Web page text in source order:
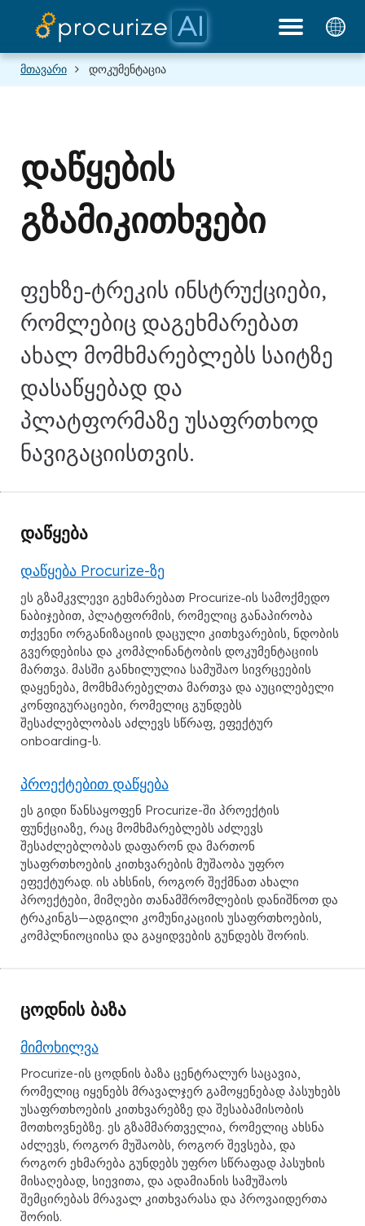
პლატფორმა
ფასები
დოკუმენტები
ბლოგი
ჩვენი პარტნიორები
მთავარი დოკუმენტაცია
დაწყების
გზამიკითხვები
ფეხზე‑ტრეკის ინსტრუქციები,
რომლებიც დაგეხმარებათ
ახალ მომხმარებლებს საიტზე
დასაწყებად და
პლატფორმაზე უსაფრთხოდ
ნავიგაციისთვის.
დაწყება
დაწყება Procurize-ზე
ეს გზამკვლევი გეხმარებათ Procurize‑ის სამოქმედო
ნაბიჯებით, პლატფორმის, რომელიც განაპირობა
თქვენი ორგანიზაციის დაცული კითხვარების, ნდობის
გვერდებისა და კომპლინანტობის დოკუმენტაციის
მართვა. მასში განხილულია სამუშაო სივრცეების
დაყენება, მომხმარებელთა მართვა და აუცილებელი
კონფიგურაციები, რომელიც გუნდებს
შესაძლებლობას აძლევს სწრაფ, ეფექტურ
onboarding-ს.
პროექტებით დაწყება
ეს გიდი წანსაყოფენ Procurize-ში პროექტის
ფუნქციაზე, რაც მომხმარებლებს აძლევს
შესაძლებლობას დაფარონ და მართონ
უსაფრთხოების კითხვარების მუშაობა უფრო
ეფექტურად. ის ახსნის, როგორ შექმნათ ახალი
პროექტები, მიმღები თანამშრომლების დანიშნოთ და
ტრაკინგს—ადგილი კომუნიკაციის უსაფრთხოების,
კომპლნიოციისა და გაყიდვების გუნდებს შორის.
ცოდნის ბაზა
მიმოხილვა
Procurize-ის ცოდნის ბაზა ცენტრალურ საცავია,
რომელიც იყენებს მრავალჯერ გამოყენებად პასუხებს
უსაფრთხოების კითხვარებზე და შესაბამისობის
მოთხოვნებზე. ეს გზამმართველია, რომელიც ახსნა
აძლევს, როგორ მუშაობს, როგორ შევსება, და
როგორ ეხმარება გუნდებს უფრო სწრაფად პასუხის
მისაღებად, სიევითა, და ადამიანის სამუშაოს
შემცირებას მრავალ კითხვარასა და პროვაიდერთა
შორის.